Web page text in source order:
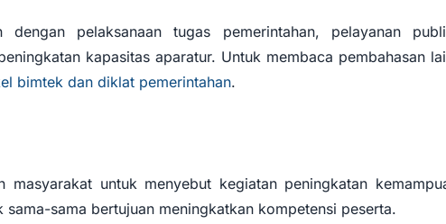
dengan pelaksanaan tugas pemerintahan, pelayanan
kapasitas aparatur. Untuk membaca pembahasan
bimtek dan diklat pemerintahan.
masyarakat untuk menyebut kegiatan peningkatan
sama bertujuan meningkatkan kompetensi peserta.